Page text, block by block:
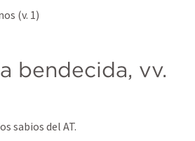
(v. 1)
bendecida, vv.
sabios del AT.